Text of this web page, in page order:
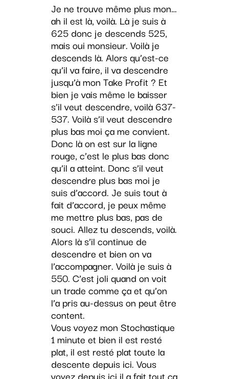
Je ne trouve même plus mon…
ah il est là, voilà. Là je suis à
625 donc je descends 525,
mais oui monsieur. Voilà je
descends là. Alors qu’est-ce
qu’il va faire, il va descendre
jusqu’à mon Take Profit ? Et
bien je vais même le baisser
s’il veut descendre, voilà 637-
537. Voilà s’il veut descendre
plus bas moi ça me convient.
Donc là on est sur la ligne
rouge, c’est le plus bas donc
qu’il a atteint. Donc s’il veut
descendre plus bas moi je
suis d’accord. Je suis tout à
fait d’accord, je peux même
me mettre plus bas, pas de
souci. Allez tu descends, voilà.
Alors là s’il continue de
descendre et bien on va
l’accompagner. Voilà je suis à
550. C’est joli quand on voit
un trade comme ça et qu’on
l’a pris au-dessus on peut être
content.
Vous voyez mon Stochastique
1 minute et bien il est resté
plat, il est resté plat toute la
descente depuis ici. Vous